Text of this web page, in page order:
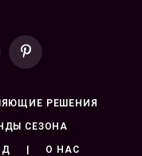
Pinterest
РЕШЕНИЯ
СЕЗОНА
| О НАС